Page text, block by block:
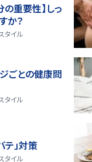
の重要性】しっ
か？
タイル
ごとの健康問
タイル
テ」対策
タイル